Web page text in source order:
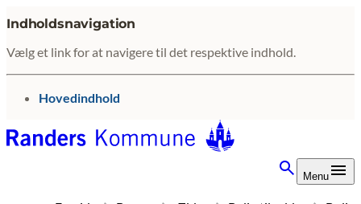
Indholdsnavigation
Vælg et link for at navigere til det respektive indhold.
gå til
Hovedindhold
Menu